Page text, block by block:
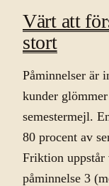
Värt att
stort
Påminnelser är
kunder
semestermejl.
80 procent av
Friktion uppstår
påminnelse 3